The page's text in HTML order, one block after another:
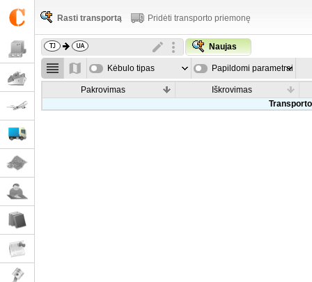
Rasti transportą Pridėti transporto priemonę
Naujas
Kėbulo tipas Papildomi parametrai
Pakrovimas
Iškrovimas